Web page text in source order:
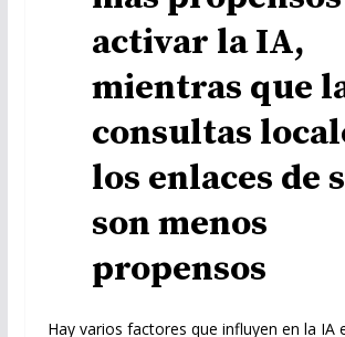
activar la IA,
mientras que
consultas
los enlaces de
son menos
propensos
Hay varios factores que influyen en la IA